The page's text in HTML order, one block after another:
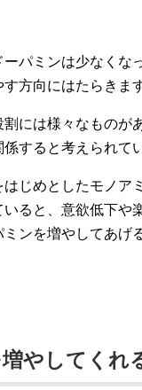
パミンは少なく
方向にはたらきます
には様々なもの
すると考えられて
じめとしたモノ
ると、意欲低下や
ンを増やしてあげ
やしてくれ